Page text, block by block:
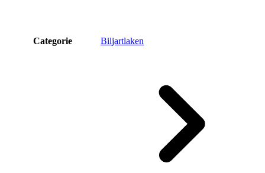
Categorie Biljartlaken